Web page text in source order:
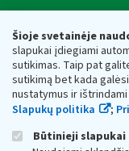
Šioje svetainėje
slapukai įdiegiami
sutikimas. Taip pat
sutikimą bet kada
nustatymus ir
Slapukų politika
;
Būtinieji slapukai
Respublikos
Biudžetinė įstaiga.
adresas: Vasario 16-
vmi@vmi.lt, E.
Duomenys apie
Respublikos finansų